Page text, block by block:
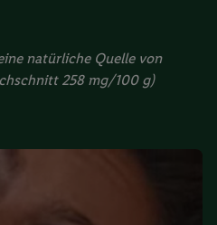
natürliche Quelle von
258 mg/100 g)